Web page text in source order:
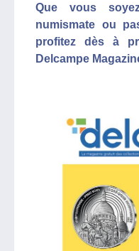
Que vous
numismate ou
profitez dès à
Delcampe